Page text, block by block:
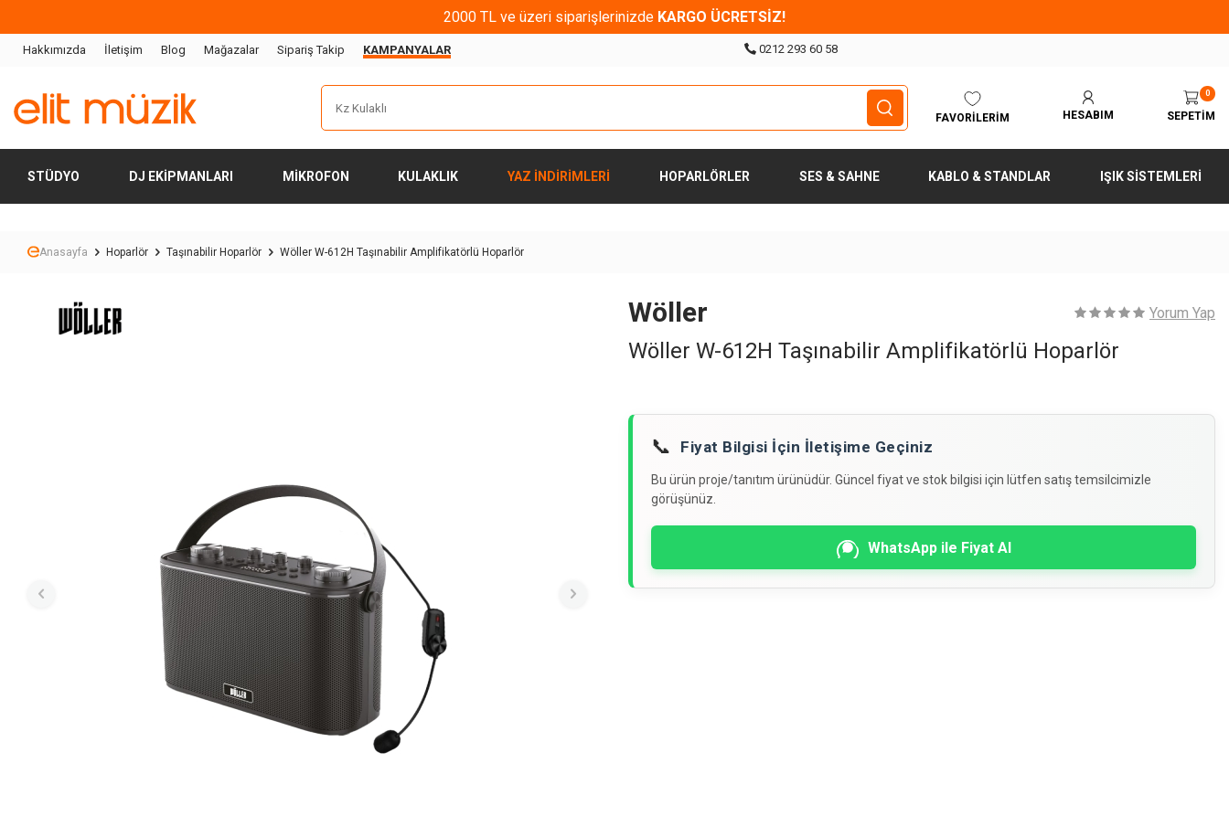
2000 TL ve üzeri siparişlerinizde KARGO ÜCRETSİZ!
Hakkımızda İletişim Blog Mağazalar Sipariş Takip KAMPANYALAR 0212 293 60 58
FAVORILERIM HESABIM
0
SEPETIM
STÜDYO DJ EKIPMANLARI MIKROFON KULAKLIK YAZ İNDİRİMLERİ HOPARLÖRLER SES & SAHNE KABLO & STANDLAR IŞIK SISTEMLERI
Anasayfa Hoparlör Taşınabilir Hoparlör Wöller W-612H Taşınabilir Amplifikatörlü Hoparlör
Wöller Yorum Yap
Wöller W-612H Taşınabilir Amplifikatörlü Hoparlör
📞 Fiyat Bilgisi İçin İletişime Geçiniz
Bu ürün proje/tanıtım ürünüdür. Güncel fiyat ve stok bilgisi için lütfen satış temsilcimizle
görüşünüz.
WhatsApp ile Fiyat Al